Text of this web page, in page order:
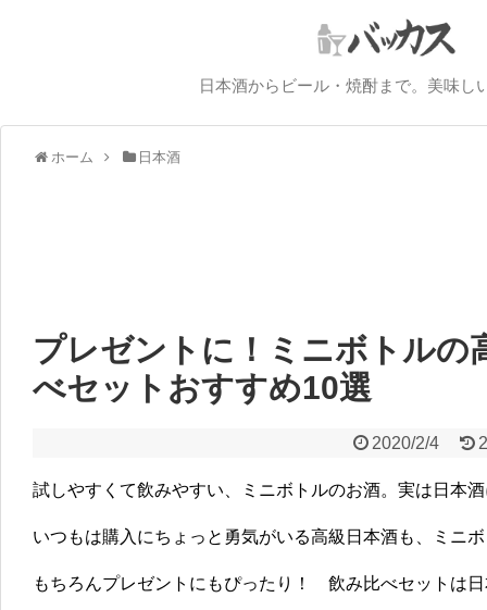
日本酒からビール・焼酎まで。美味し
ホーム 日本酒
プレゼントに！ミニボトルの
べセットおすすめ10選
2020/2/4
試しやすくて飲みやすい、ミニボトルのお酒。実は日本
いつもは購入にちょっと勇気がいる高級日本酒も、ミニ
もちろんプレゼントにもぴったり！ 飲み比べセットは